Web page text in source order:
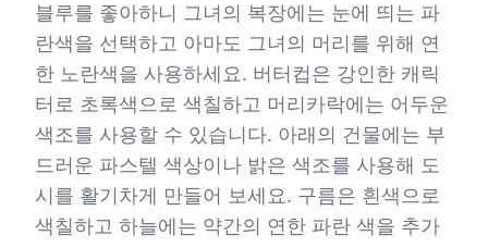
블루를 좋아하니 그녀의 복장에는 눈에 띄는 파
란색을 선택하고 아마도 그녀의 머리를 위해 연
한 노란색을 사용하세요. 버터컵은 강인한 캐릭
터로 초록색으로 색칠하고 머리카락에는 어두운
색조를 사용할 수 있습니다. 아래의 건물에는 부
드러운 파스텔 색상이나 밝은 색조를 사용해 도
시를 활기차게 만들어 보세요. 구름은 흰색으로
색칠하고 하늘에는 약간의 연한 파란 색을 추가